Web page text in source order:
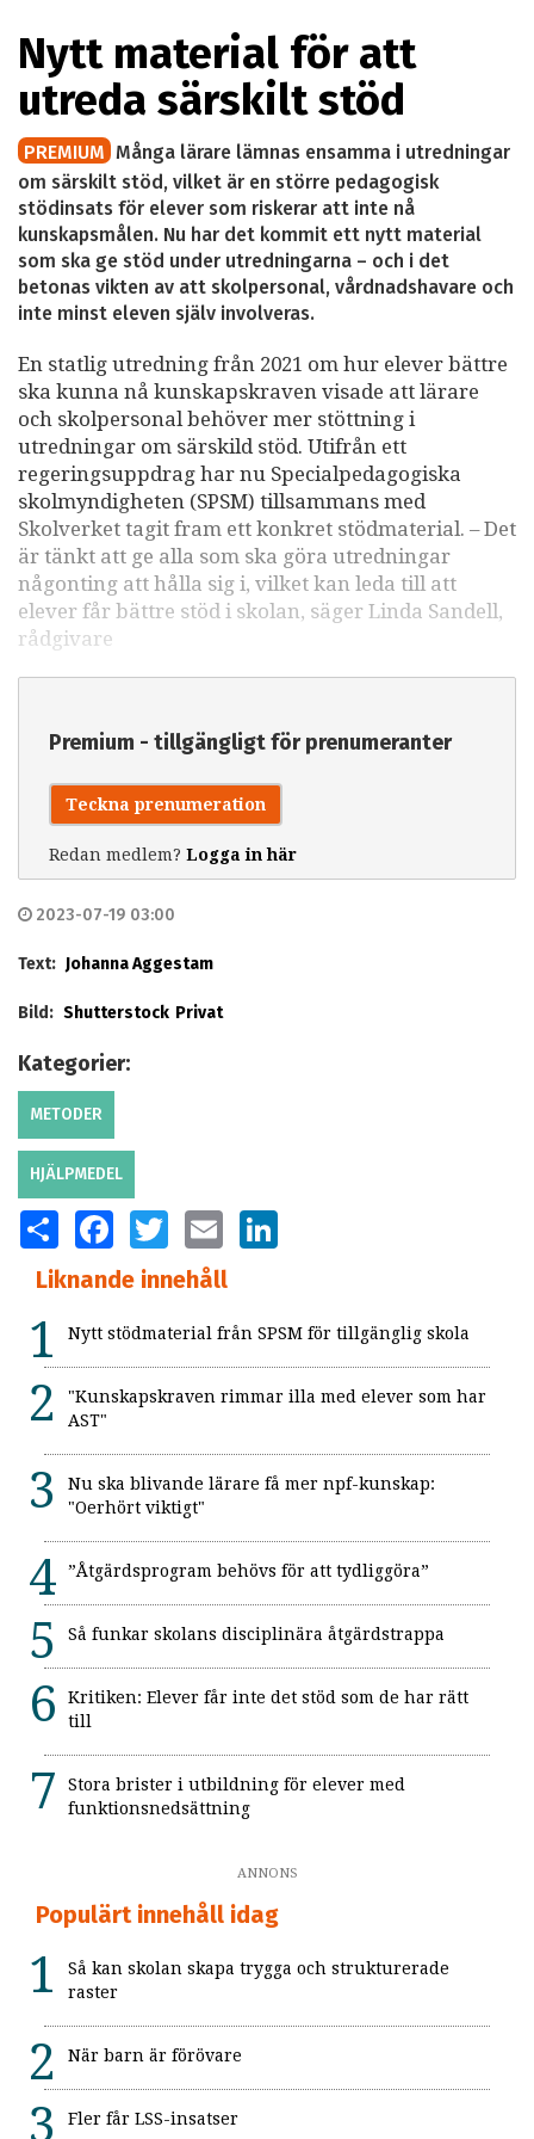
Nytt material för att
utreda särskilt stöd
PREMIUM Många lärare lämnas ensamma i utredningar
om särskilt stöd, vilket är en större pedagogisk
stödinsats för elever som riskerar att inte nå
kunskapsmålen. Nu har det kommit ett nytt material
som ska ge stöd under utredningarna – och i det
betonas vikten av att skolpersonal, vårdnadshavare och
inte minst eleven själv involveras.
En statlig utredning från 2021 om hur elever bättre
ska kunna nå kunskapskraven visade att lärare
och skolpersonal behöver mer stöttning i
utredningar om särskild stöd. Utifrån ett
regeringsuppdrag har nu Specialpedagogiska
skolmyndigheten (SPSM) tillsammans med
Skolverket tagit fram ett konkret stödmaterial. – Det
är tänkt att ge alla som ska göra utredningar
någonting att hålla sig i, vilket kan leda till att
elever får bättre stöd i skolan, säger Linda Sandell,
rådgivare
Premium - tillgängligt för prenumeranter
Teckna prenumeration
Redan medlem? Logga in här
2023-07-19 03:00
Text: Johanna Aggestam
Bild: Shutterstock Privat
Kategorier:
METODER
HJÄLPMEDEL
SHARE FACEBOOKTWITTER EMAIL
Liknande innehåll
Nytt stödmaterial från SPSM för tillgänglig skola
"Kunskapskraven rimmar illa med elever som har
AST"
Nu ska blivande lärare få mer npf-kunskap:
"Oerhört viktigt"
”Åtgärdsprogram behövs för att tydliggöra”
Så funkar skolans disciplinära åtgärdstrappa
Kritiken: Elever får inte det stöd som de har rätt
till
Stora brister i utbildning för elever med
funktionsnedsättning
ANNONS
Populärt innehåll idag
Så kan skolan skapa trygga och strukturerade
raster
När barn är förövare
Fler får LSS-insatser